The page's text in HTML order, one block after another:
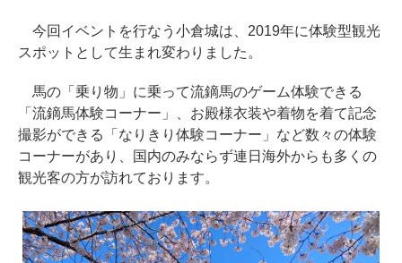
今回イベントを行なう小倉城は、2019年に体験型観光
スポットとして生まれ変わりました。
馬の「乗り物」に乗って流鏑馬のゲーム体験できる
「流鏑馬体験コーナー」、お殿様衣装や着物を着て記念
撮影ができる「なりきり体験コーナー」など数々の体験
コーナーがあり、国内のみならず連日海外からも多くの
観光客の方が訪れております。